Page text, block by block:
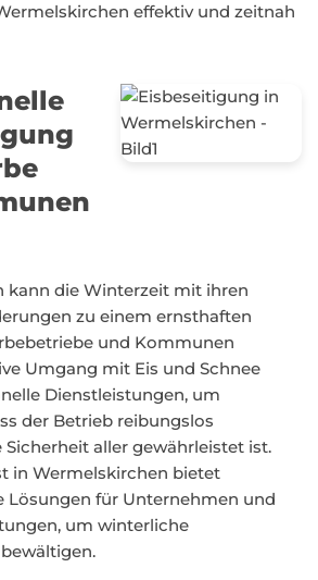
effektiv und zeitnah
kann die Winterzeit mit ihren
zu einem ernsthaften
und Kommunen
Umgang mit Eis und Schnee
Dienstleistungen, um
der Betrieb reibungslos
aller gewährleistet ist.
in Wermelskirchen bietet
Lösungen für Unternehmen und
um winterliche